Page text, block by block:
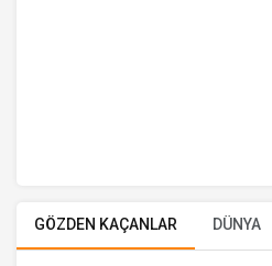
GÖZDEN KAÇANLAR DÜNYA